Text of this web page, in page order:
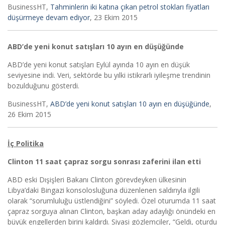
BusinessHT, Tahminlerin iki katına çıkan petrol stokları fiyatları
düşürmeye devam ediyor, 23 Ekim 2015
ABD’de yeni konut satışları 10 ayın en düşüğünde
ABD’de yeni konut satışları Eylül ayında 10 ayın en düşük
seviyesine indi. Veri, sektörde bu yılki istikrarlı iyileşme trendinin
bozulduğunu gösterdi.
BusinessHT, ABD’de yeni konut satışları 10 ayın en düşüğünde,
26 Ekim 2015
İç Politika
Clinton 11 saat çapraz sorgu sonrası zaferini ilan etti
ABD eski Dışişleri Bakanı Clinton görevdeyken ülkesinin
Libya’daki Bingazi konsolosluğuna düzenlenen saldırıyla ilgili
olarak “sorumluluğu üstlendiğini” söyledi. Özel oturumda 11 saat
çapraz sorguya alınan Clinton, başkan aday adaylığı önündeki en
büyük engellerden birini kaldırdı. Siyasi gözlemciler, “Geldi, oturdu